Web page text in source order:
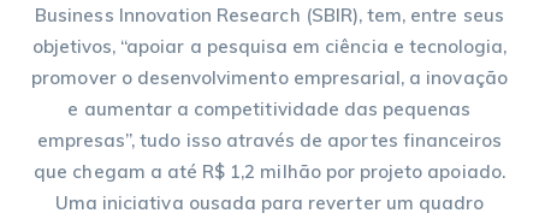
Business Innovation Research (SBIR), tem, entre seus
objetivos, “apoiar a pesquisa em ciência e tecnologia,
promover o desenvolvimento empresarial, a inovação
e aumentar a competitividade das pequenas
empresas”, tudo isso através de aportes financeiros
que chegam a até R$ 1,2 milhão por projeto apoiado.
Uma iniciativa ousada para reverter um quadro